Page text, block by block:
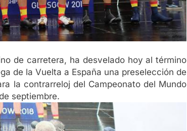
de carretera, ha desvelado hoy al término
de la Vuelta a España una preselección de
la contrarreloj del Campeonato del Mundo
septiembre.